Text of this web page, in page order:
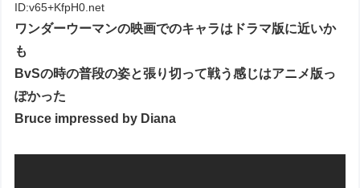
ID:v65+KfpH0.net
ワンダーウーマンの映画でのキャラはドラマ版に近いか
も
BvSの時の普段の姿と張り切って戦う感じはアニメ版っ
ぽかった
Bruce impressed by Diana